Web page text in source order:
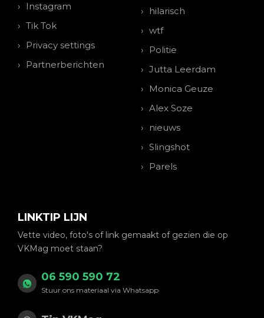
Instagram
Tik Tok
Privacy settings
Partnerberichten
hilarisch
wtf
Politie
Jutta Leerdam
Monica Geuze
Alex Soze
nieuws
Slingshot
Parels
LINKTIP LIJN
Vette video, foto's of link gemaakt of gezien die op
VKMag moet staan?
06 590 590 72
Stuur ons materiaal via Whatsapp